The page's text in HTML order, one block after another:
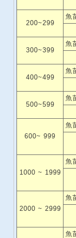
200~299
魚
300~399
魚
400~499
魚
500~599
魚
600~ 999
魚
1000 ~ 1999
魚
2000 ~ 2999
魚
魚